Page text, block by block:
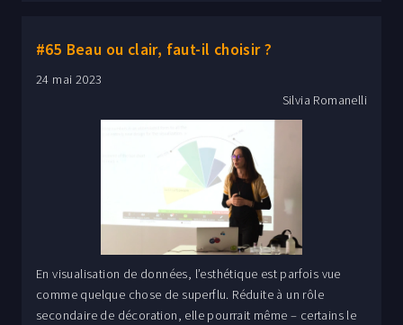
comprendre comment et pourquoi les choses fonctionnent
jours.
#65 Beau ou clair, faut-il choisir ?
24 mai 2023
Silvia Romanelli
En visualisation de données, l’esthétique est parfois vue
comme quelque chose de superflu. Réduite à un rôle
secondaire de décoration, elle pourrait même – certains le